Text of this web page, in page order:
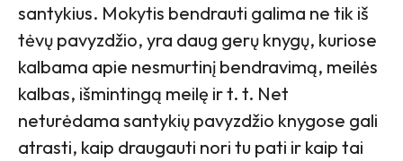
santykius. Mokytis bendrauti galima ne tik iš
tėvų pavyzdžio, yra daug gerų knygų, kuriose
kalbama apie nesmurtinį bendravimą, meilės
kalbas, išmintingą meilę ir t. t. Net
neturėdama santykių pavyzdžio knygose gali
atrasti, kaip draugauti nori tu pati ir kaip tai